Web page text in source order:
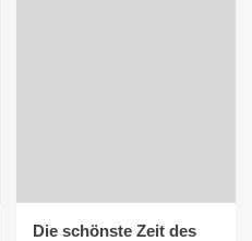
Die schönste Zeit des